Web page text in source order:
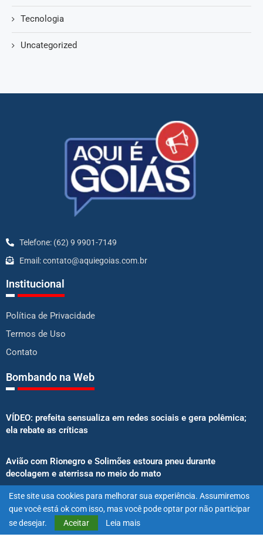
Tecnologia
Uncategorized
Telefone: (62) 9 9901-7149
Email: contato@aquiegoias.com.br
Institucional
Política de Privacidade
Termos de Uso
Contato
Bombando na Web
VÍDEO: prefeita sensualiza em redes sociais e gera polêmica;
ela rebate as críticas
Avião com Rionegro e Solimões estoura pneu durante
decolagem e aterrissa no meio do mato
Senado aprova proibição de atletas e influenciadores em
anúncios de bets
Este site usa cookies para melhorar sua experiência. Assumiremos
que você está ok com isso, mas você pode optar por não participar
se desejar.
Aceitar Leia mais